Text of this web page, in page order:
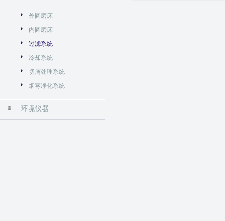
外圆磨床
内圆磨床
过滤系统
冷却系统
切屑处理系统
烟雾净化系统
环境仪器